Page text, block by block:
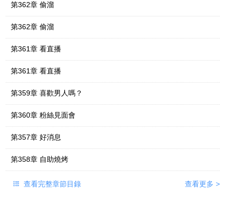
第362章 偷溜
第362章 偷溜
第361章 看直播
第361章 看直播
第359章 喜歡男人嗎？
第360章 粉絲見面會
第357章 好消息
第358章 自助燒烤
查看完整章節目錄 查看更多 >